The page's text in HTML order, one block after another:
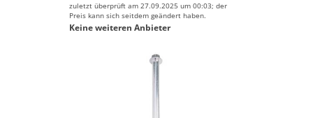
zuletzt überprüft am 27.09.2025 um 00:03; der
Preis kann sich seitdem geändert haben.
Keine weiteren Anbieter